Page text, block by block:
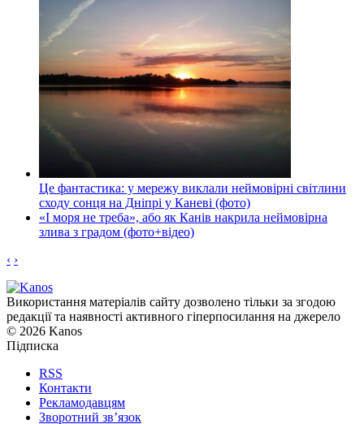
Це фантастика: у мережу виклали неймовірні світлини
сходу сонця на Дніпрі у Каневі (фото)
«І моря не треба», або як Канів накрила неймовірна
злива з градом (фото+відео)
‹ ›
Використання матеріалів сайту дозволено тільки за згодою
редакції та наявності активного гіперпосилання на джерело
© 2026 Kanos
Підписка
RSS
Контакти
Рекламодавцям
Зворотний зв’язок